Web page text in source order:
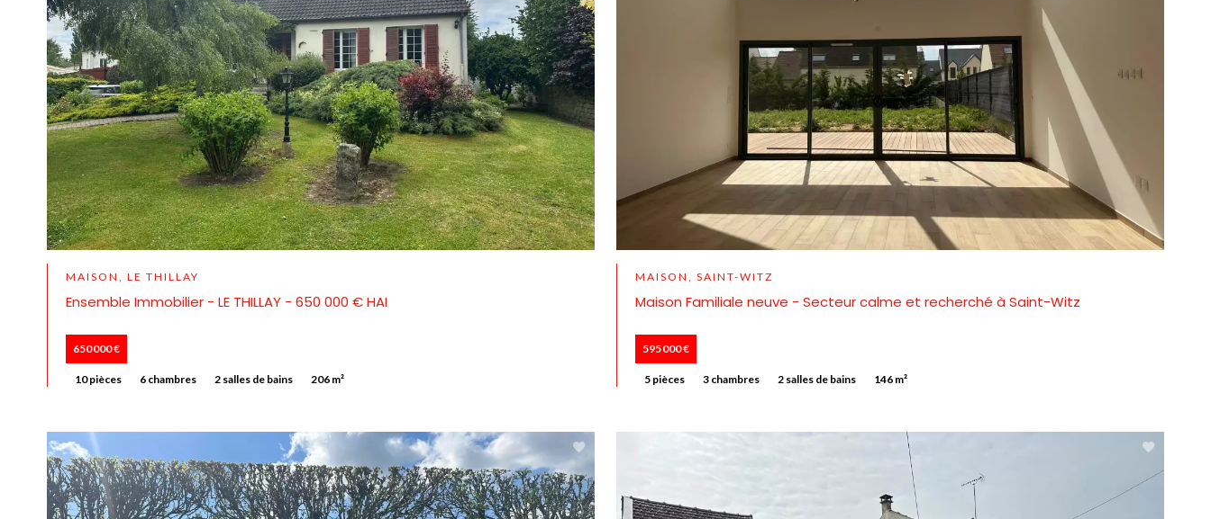
MAISON, LE THILLAY
Ensemble Immobilier - LE THILLAY - 650 000 € HAI
650 000 €
10 pièces 6 chambres 2 salles de bains 206 m²
MAISON, SAINT-WITZ
Maison Familiale neuve - Secteur calme et recherché à Saint-Witz
595 000 €
5 pièces 3 chambres 2 salles de bains 146 m²